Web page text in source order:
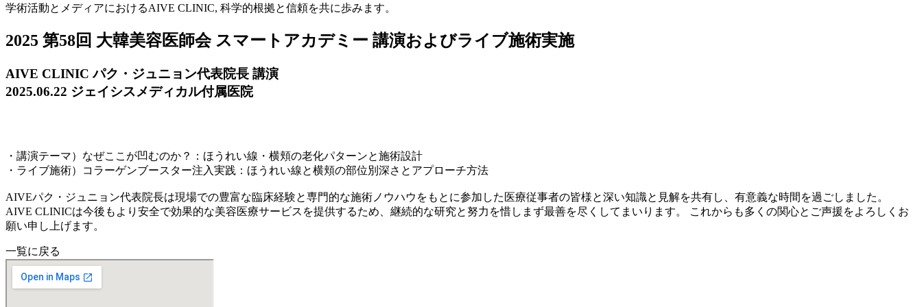
学術活動とメディアにおけるAIVE CLINIC, 科学的根拠と信頼を共に歩みます。
2025 第58回 大韓美容医師会 スマートアカデミー 講演およびライブ施術実施
AIVE CLINIC パク・ジュニョン代表院長 講演
2025.06.22 ジェイシスメディカル付属医院
・講演テーマ）なぜここが凹むのか？：ほうれい線・横頬の老化パターンと施術設計
・ライブ施術）コラーゲンブースター注入実践：ほうれい線と横頬の部位別深さとアプローチ方法
AIVEパク・ジュニョン代表院長は現場での豊富な臨床経験と専門的な施術ノウハウをもとに参加した医療従事者の皆様と深い知識と見解を共有し、有意義な時間を過ごしました。
AIVE CLINICは今後もより安全で効果的な美容医療サービスを提供するため、継続的な研究と努力を惜しまず最善を尽くしてまいります。 これからも多くの関心とご声援をよろしくお
願い申し上げます。
一覧に戻る